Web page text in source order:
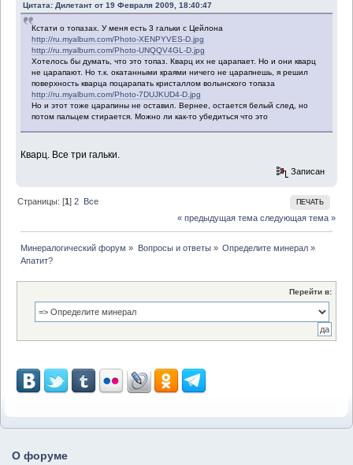
Цитата: Дилетант от 19 Февраля 2009, 18:40:47
Кстати о топазах. У меня есть 3 гальки с Цейлона
http://ru.myalbum.com/Photo-XENPYVES-D.jpg
http://ru.myalbum.com/Photo-UNQQV4GL-D.jpg
Хотелось бы думать, что это топаз. Кварц их не царапает. Но и они кварц
не царапают. Но т.к. окатанными краями ничего не царапнешь, я решил
поверхность кварца поцарапать кристаллом волынского топаза
http://ru.myalbum.com/Photo-7DUJKUD4-D.jpg
Но и этот тоже царапины не оставил. Вернее, остается белый след, но
потом пальцем стирается. Можно ли как-то убедиться что это
Кварц. Все три гальки.
Записан
ПЕЧАТЬ
Страницы: [1]2 Все
« предыдущая тема следующая тема »
Минералогический форум » Вопросы и ответы» Определите минерал»
Апатит?
Перейти в:
О форуме